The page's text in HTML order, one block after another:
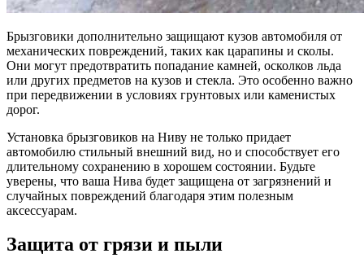
Брызговики дополнительно защищают кузов автомобиля от
механических повреждений, таких как царапины и сколы.
Они могут предотвратить попадание камней, осколков льда
или других предметов на кузов и стекла. Это особенно важно
при передвижении в условиях грунтовых или каменистых
дорог.
Установка брызговиков на Ниву не только придает
автомобилю стильный внешний вид, но и способствует его
длительному сохранению в хорошем состоянии. Будьте
уверены, что ваша Нива будет защищена от загрязнений и
случайных повреждений благодаря этим полезным
аксессуарам.
Защита от грязи и пыли